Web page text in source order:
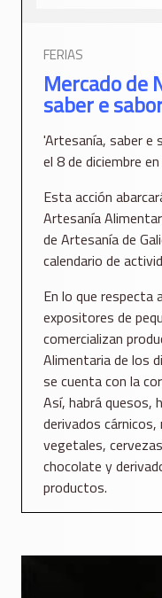
FERIAS
Mercado de
saber e
'Artesanía, saber e
el 8 de diciembre
Esta acción
Artesanía
de Artesanía de
calendario de
En lo que respecta
expositores de
comercializan
Alimentaria de los
se cuenta con la
Así, habrá quesos,
derivados
vegetales,
chocolate y
productos.